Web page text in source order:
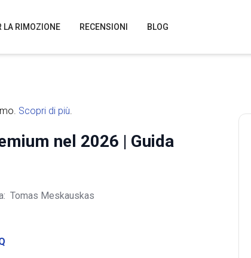
LA RIMOZIONE RECENSIONI BLOG
Scopri di più.
nel 2026 | Guida
Tomas Meskauskas